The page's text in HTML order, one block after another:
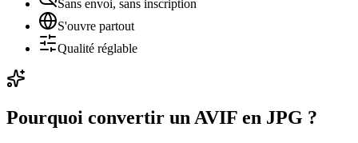
Sans envoi, sans inscription
S'ouvre partout
Qualité réglable
Pourquoi convertir un AVIF en JPG ?